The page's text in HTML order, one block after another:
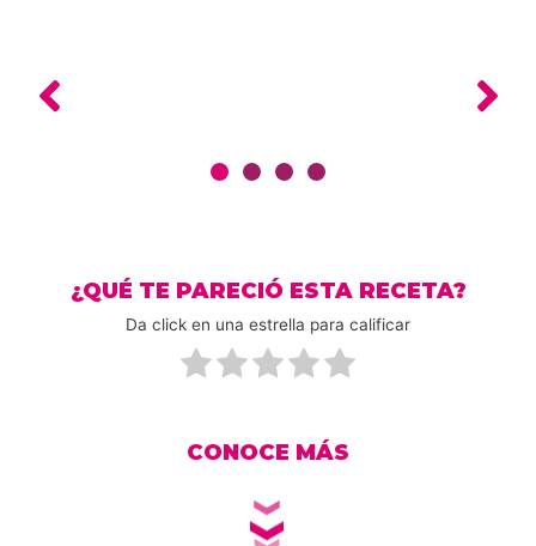
¿QUÉ TE PARECIÓ ESTA RECETA?
Da click en una estrella para calificar
CONOCE MÁS